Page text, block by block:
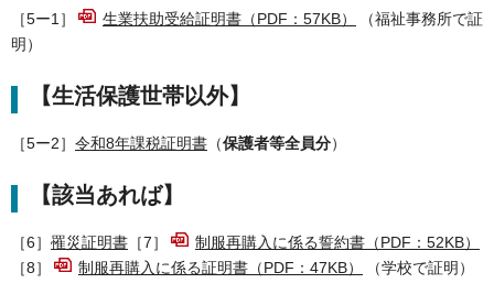
［5ー1］ 生業扶助受給証明書（PDF：57KB）
（福祉事務所で証
明）
【生活保護世帯以外】
［5ー2］ 令和8年課税証明書 （保護者等全員分）
【該当あれば】
［6］ 罹災証明書 ［7］
制服再購入に係る誓約書（PDF：52KB）
［8］
制服再購入に係る証明書（PDF：47KB） （学校で証明）